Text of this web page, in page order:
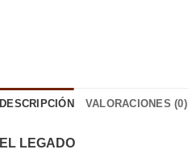
DESCRIPCIÓN VALORACIONES (0)
EL LEGADO